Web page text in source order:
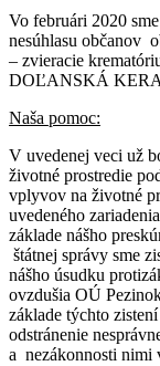
Vo februári 2020
nesúhlasu občanov
– zvieracie
DOĽANSKÁ
Naša pomoc:
V uvedenej veci už
životné prostredie
vplyvov na životné
uvedeného
základe nášho
štátnej správy sme
nášho úsudku
ovzdušia OÚ
základe týchto
odstránenie
a nezákonnosti nimi